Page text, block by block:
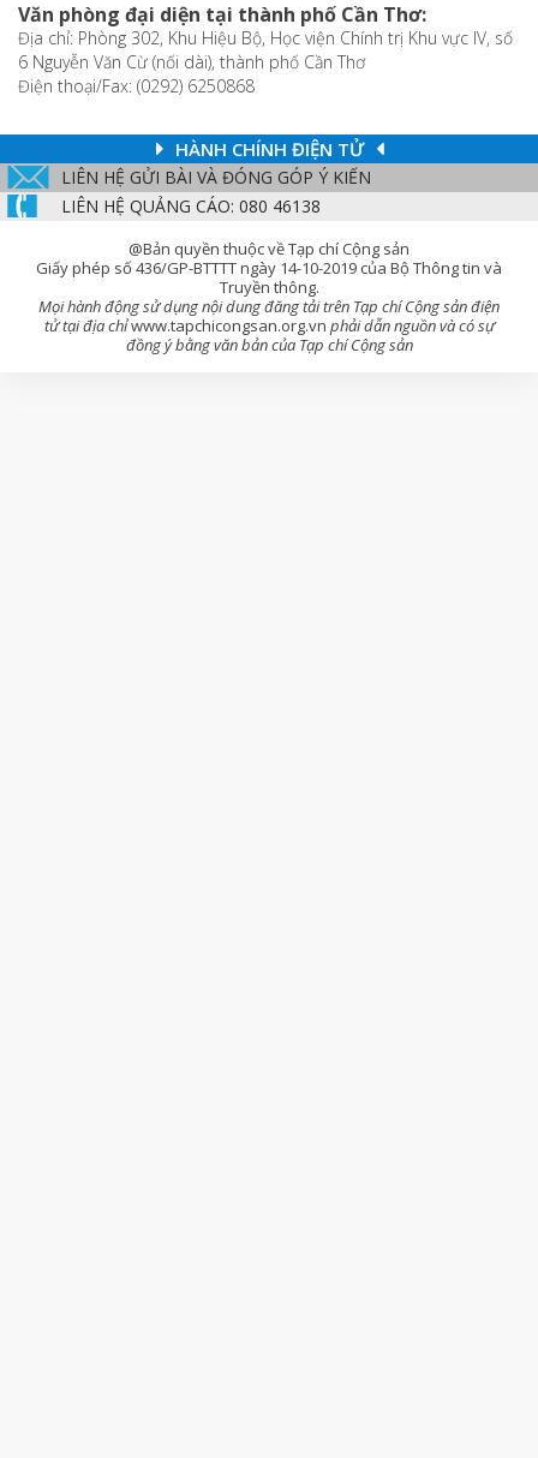
Văn phòng đại diện tại thành phố Cần Thơ:
Địa chỉ: Phòng 302, Khu Hiệu Bộ, Học viện Chính trị Khu vực IV, số
6 Nguyễn Văn Cừ (nối dài), thành phố Cần Thơ
Điện thoại/Fax: (0292) 6250868
HÀNH CHÍNH ĐIỆN TỬ
LIÊN HỆ GỬI BÀI VÀ ĐÓNG GÓP Ý KIẾN
LIÊN HỆ QUẢNG CÁO: 080 46138
@Bản quyền thuộc về Tạp chí Cộng sản
Giấy phép số 436/GP-BTTTT ngày 14-10-2019 của Bộ Thông tin và
Truyền thông.
Mọi hành động sử dụng nội dung đăng tải trên Tạp chí Cộng sản điện
tử tại địa chỉwww.tapchicongsan.org.vn phải dẫn nguồn và có sự
đồng ý bằng văn bản của Tạp chí Cộng sản